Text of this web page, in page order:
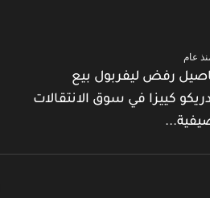
عام
رفض ليفربول بيع
كييزا في سوق الانتقالات